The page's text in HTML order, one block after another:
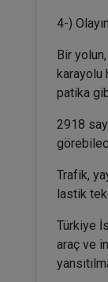
4-)
Bir
karayolu
patika
2918
Trafik,
lastik
Türkiye
araç ve